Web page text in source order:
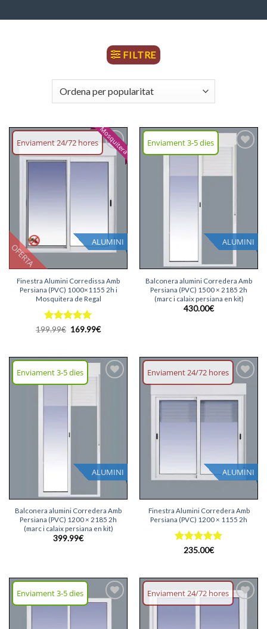
FILTRE
OFERTA
Enviament 24/72 hores
ALUMINI
Mosquitera
Afegeix
llista
Finestra Alumini Corredissa Amb
Persiana (PVC) 1000×1155 2h i
Mosquitera de Regal
Puntuat
199.99€ El
199.99€.
169.99€El
169.99€.
Enviament 3-5 dies
ALUMINI
Balconera alumini Corredera Amb
Persiana (PVC) 1500 × 2185 2h
(marc i calaix persiana en kit)
430.00€
Enviament 3-5 dies
ALUMINI
Balconera alumini Corredera Amb
Persiana (PVC) 1200 × 2185 2h
(marc i calaix persiana en kit)
399.99€
Enviament 24/72 hores
ALUMINI
Afegeix
llista
desitjos
Finestra Alumini Corredera Amb
Persiana (PVC) 1200 × 1155 2h
Puntuat
235.00€
Enviament 3-5 dies Enviament 24/72 hores
Afegeix